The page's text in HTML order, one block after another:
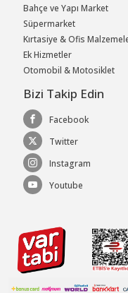
Bahçe ve Yapı Market
Süpermarket
Kırtasiye & Ofis
Ek Hizmetler
Otomobil & Motosiklet
Bizi Takip Edin
Facebook
Twitter
Instagram
Youtube